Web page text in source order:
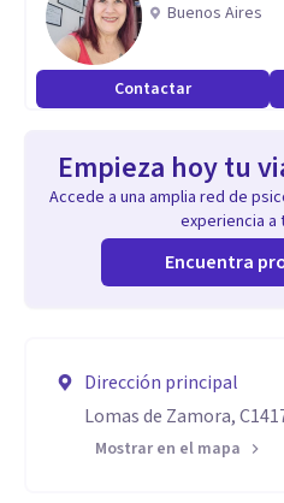
Buenos Aires
Contactar
Empieza hoy tu
Accede a una amplia red de
experiencia a
Encuentra
Dirección principal
Lomas de Zamora,
Mostrar en el mapa